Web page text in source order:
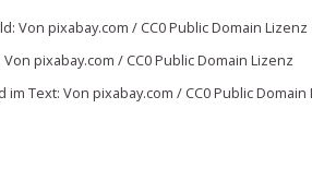
Von pixabay.com / CC0 Public Domain Lizenz
Von pixabay.com / CC0 Public Domain Lizenz
im Text: Von pixabay.com / CC0 Public Domain